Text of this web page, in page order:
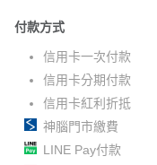
付款方式
信用卡一次付款
信用卡分期付款
信用卡紅利折抵
神腦門市繳費
LINE Pay付款